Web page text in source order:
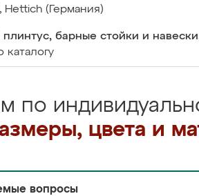
Hettich (Германия)
барные стойки и
каталогу
по
цвета и
вопросы